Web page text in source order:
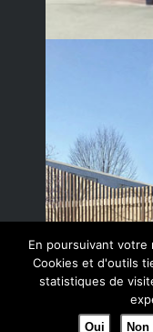
En poursuivant votre
Cookies et d'outils
statistiques de
Oui Non